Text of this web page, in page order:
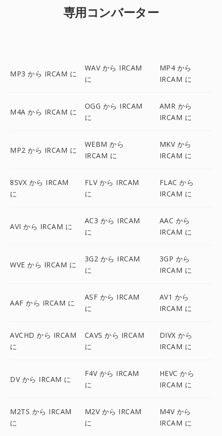
専用コンバーター
MP3 から IRCAM に
WAV から IRCAM
に
MP4 から
IRCAM に
M4A から IRCAM に
OGG から IRCAM
に
AMR から
IRCAM に
MP2 から IRCAM に
WEBM から
IRCAM に
MKV から
IRCAM に
8SVX から IRCAM
に
FLV から IRCAM
に
FLAC から
IRCAM に
AVI から IRCAM に
AC3 から IRCAM
に
AAC から
IRCAM に
WVE から IRCAM に
3G2 から IRCAM
に
3GP から
IRCAM に
AAF から IRCAM に
ASF から IRCAM
に
AV1 から
IRCAM に
AVCHD から IRCAM
に
CAVS から IRCAM
に
DIVX から
IRCAM に
DV から IRCAM に
F4V から IRCAM
に
HEVC から
IRCAM に
M2TS から IRCAM
に
M2V から IRCAM
に
M4V から
IRCAM に